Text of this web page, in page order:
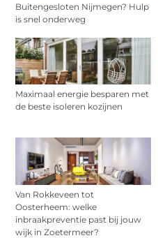
Buitengesloten Nijmegen? Hulp
is snel onderweg
Maximaal energie besparen met
de beste isoleren kozijnen
Van Rokkeveen tot
Oosterheem: welke
inbraakpreventie past bij jouw
wijk in Zoetermeer?